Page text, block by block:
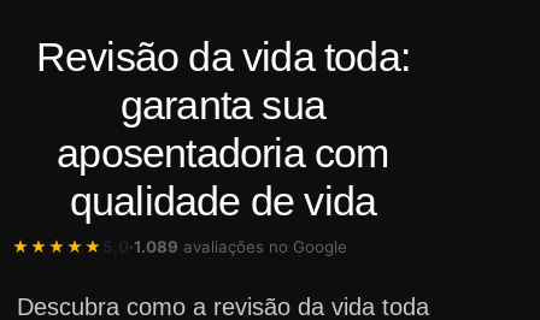
Revisão da vida toda:
garanta sua
aposentadoria com
qualidade de vida
★★★★★ ·1.089 avaliações no Google
Descubra como a revisão da vida toda